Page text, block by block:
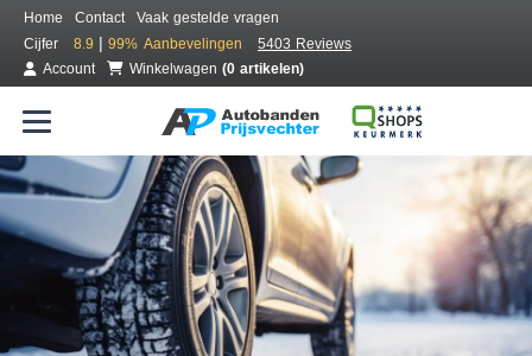
Home Contact
Vaak gestelde vragen
Cijfer
8.9 | 99% Aanbevelingen
5403 Reviews
Account
Winkelwagen (0 artikelen)
Bestel voordelig winterbanden